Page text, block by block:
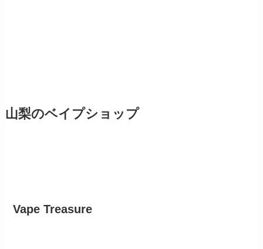
山梨のベイプショップ
Vape Treasure